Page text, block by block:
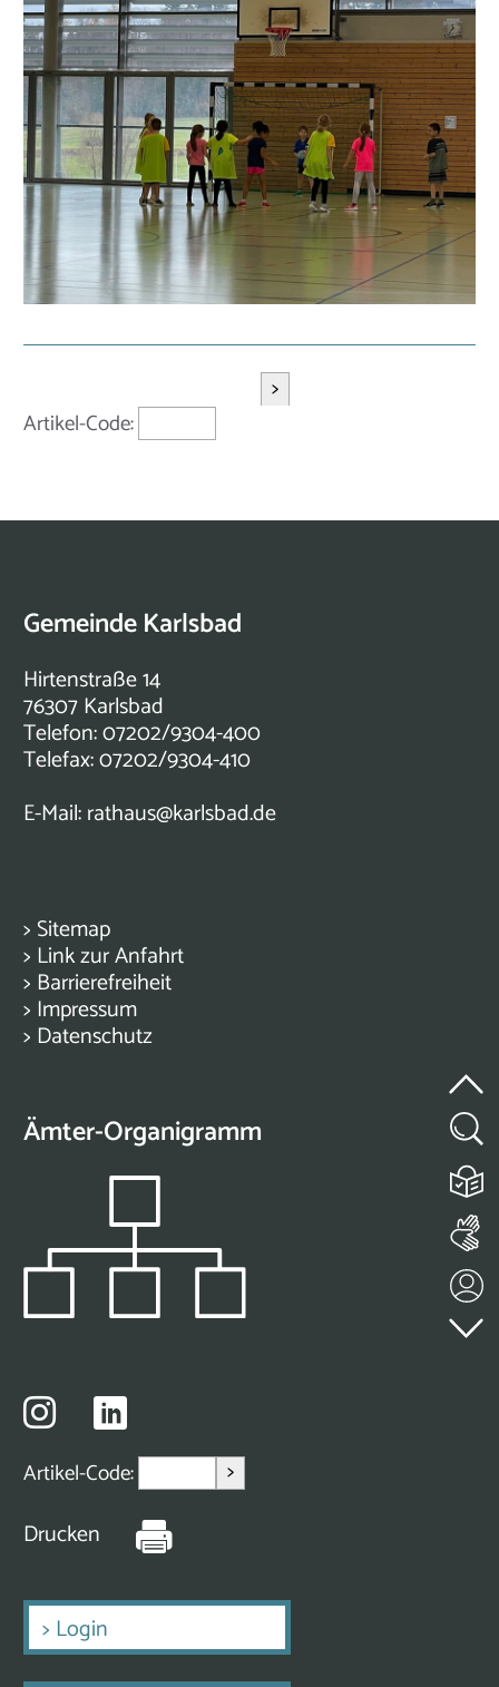
Artikel-Code:
>
Gemeinde Karlsbad
Hirtenstraße 14
76307 Karlsbad
Telefon: 07202/9304-400
Telefax: 07202/9304-410
E-Mail:rathaus@karlsbad.de
> Sitemap
> Link zur Anfahrt
> Barrierefreiheit
> Impressum
> Datenschutz
Ämter-Organigramm
Artikel-Code: >
Drucken
> Login